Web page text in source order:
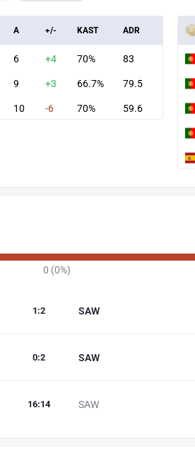
A +/- KAST ADR
6 +4 70% 83
9 +3 66.7% 79.5
10 -6 70% 59.6
0 (0%)
SAW
1 :2
SAW
0:2
SAW
16:14